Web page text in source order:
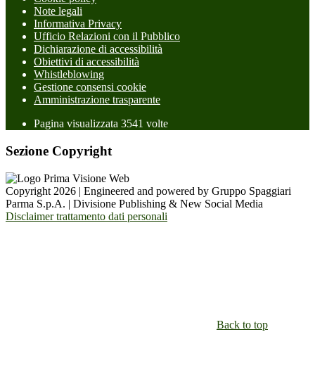
Note legali
Informativa Privacy
Ufficio Relazioni con il Pubblico
Dichiarazione di accessibilità
Obiettivi di accessibilità
Whistleblowing
Gestione consensi cookie
Amministrazione trasparente
Pagina visualizzata 3541 volte
Sezione Copyright
Copyright 2026 | Engineered and powered by Gruppo Spaggiari
Parma S.p.A. | Divisione Publishing & New Social Media
Disclaimer trattamento dati personali
Back to top